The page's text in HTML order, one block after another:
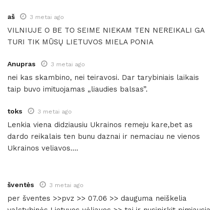
aš 3 metai ago
VILNIUJE O BE TO SEIME NIEKAM TEN NEREIKALI GA
TURI TIK MŪSŲ LIETUVOS MIELA PONIA
Anupras 3 metai ago
nei kas skambino, nei teiravosi. Dar tarybiniais laikais
taip buvo imituojamas „liaudies balsas”.
toks 3 metai ago
Lenkia viena didziausiu Ukrainos remeju kare,bet as
dardo reikalais ten bunu daznai ir nemaciau ne vienos
Ukrainos veliavos….
šventės 3 metai ago
per šventes >>pvz >> 07.06 >> dauguma neiškelia